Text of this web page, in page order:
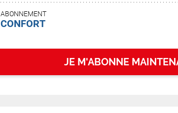
ABONNEMENT
CONFORT
JE M'ABONNE